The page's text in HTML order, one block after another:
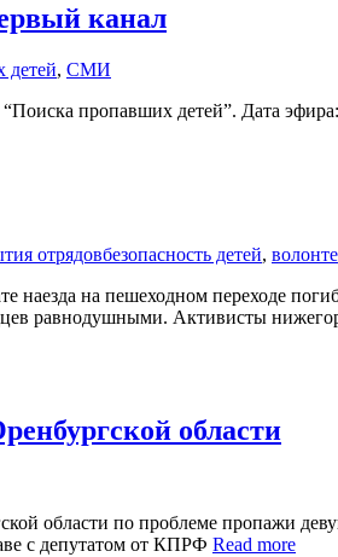
канал
детей, СМИ
пропавших детей”. Дата эфира:
отрядовбезопасность детей,
наезда на пешеходном переходе
равнодушными. Активисты
области
области по проблеме пропажи
с депутатом от КПРФ Read more